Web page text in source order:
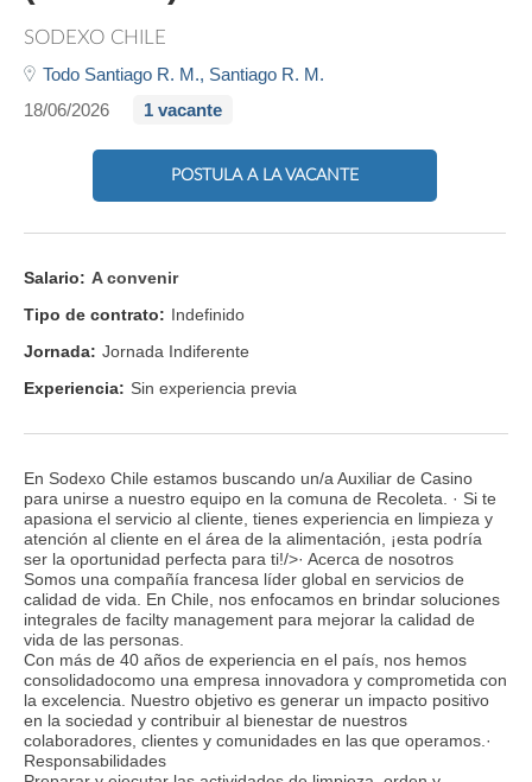
SODEXO CHILE
Todo Santiago R. M., Santiago R. M.
18/06/2026
1 vacante
POSTULA A LA VACANTE
Salario: A convenir
Tipo de contrato: Indefinido
Jornada: Jornada Indiferente
Experiencia: Sin experiencia previa
En Sodexo Chile estamos buscando un/a Auxiliar de Casino
para unirse a nuestro equipo en la comuna de Recoleta. · Si te
apasiona el servicio al cliente, tienes experiencia en limpieza y
atención al cliente en el área de la alimentación, ¡esta podría
ser la oportunidad perfecta para ti!/>· Acerca de nosotros
Somos una compañía francesa líder global en servicios de
calidad de vida. En Chile, nos enfocamos en brindar soluciones
integrales de facilty management para mejorar la calidad de
vida de las personas.
Con más de 40 años de experiencia en el país, nos hemos
consolidadocomo una empresa innovadora y comprometida con
la excelencia. Nuestro objetivo es generar un impacto positivo
en la sociedad y contribuir al bienestar de nuestros
colaboradores, clientes y comunidades en las que operamos.·
Responsabilidades